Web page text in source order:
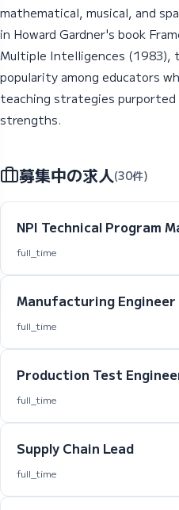
mathematical, musical, and
in Howard Gardner's book
Multiple Intelligences (1983),
popularity among educators
teaching strategies
strengths.
募集中の求人(30件)
NPI Technical Program
full_time
Manufacturing Engineer
full_time
Production Test
full_time
Supply Chain Lead
full_time